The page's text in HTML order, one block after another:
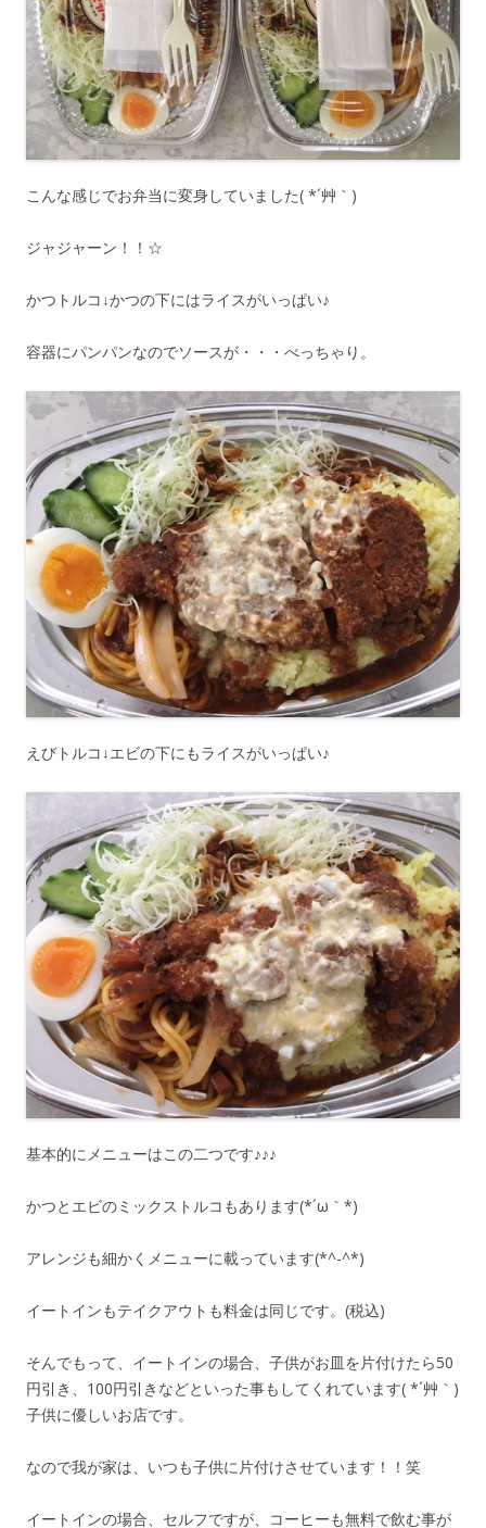
こんな感じでお弁当に変身していました( *´艸｀)
ジャジャーン！！☆
かつトルコ↓かつの下にはライスがいっぱい♪
容器にパンパンなのでソースが・・・べっちゃり。
えびトルコ↓エビの下にもライスがいっぱい♪
基本的にメニューはこの二つです♪♪♪
かつとエビのミックストルコもあります(*´ω｀*)
アレンジも細かくメニューに載っています(*^-^*)
イートインもテイクアウトも料金は同じです。(税込)
そんでもって、イートインの場合、子供がお皿を片付けたら50
円引き、100円引きなどといった事もしてくれています( *´艸｀)
子供に優しいお店です。
なので我が家は、いつも子供に片付けさせています！！笑
イートインの場合、セルフですが、コーヒーも無料で飲む事が